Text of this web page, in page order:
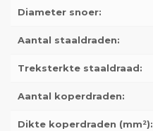
Diameter snoer:
Aantal staaldraden:
Treksterkte staaldraad:
Aantal koperdraden:
Dikte koperdraden (mm²):